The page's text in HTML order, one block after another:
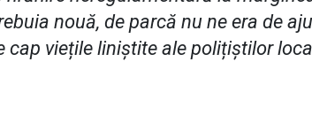
nouă, de parcă nu ne era de
cap viețile liniștite ale polițiștilor